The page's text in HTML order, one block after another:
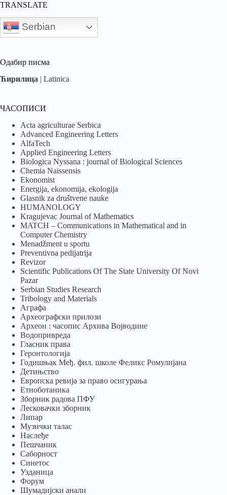
TRANSLATE
Serbian
Одабир писма
Ћирилица | Latinica
ЧАСОПИСИ
Acta agriculturae Serbica
Advanced Engineering Letters
AlfaTech
Applied Engineering Letters
Biologica Nyssana : journal of Biological Sciences
Chemia Naissensis
Ekonomist
Energija, ekonomija, ekologija
Glasnik za društvene nauke
HUMANOLOGY
Kragujevac Journal of Mathematics
MATCH – Communications in Mathematical and in
Computer Chemistry
Menadžment u sportu
Preventivna pedijatrija
Revizor
Scientific Publications Of The State University Of Novi
Pazar
Serbian Studies Research
Tribology and Materials
Аграфа
Археографски прилози
Археон : часопис Архива Војводине
Водопривреда
Гласник права
Геронтологија
Годишњак Међ. фил. школе Феликс Ромулијана
Детињство
Европска ревија за право осигурања
Eтноботаника
Зборник радова ПФУ
Лесковачки зборник
Липар
Музички талас
Наслеђе
Пешчаник
Саборност
Синетос
Узданица
Форум
Шумадијски анали